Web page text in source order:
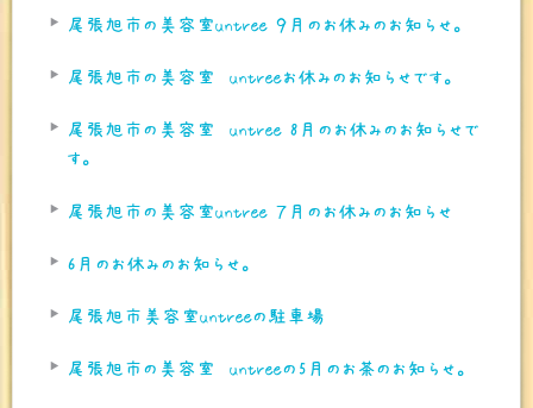
尾張旭市の美容室untree ９月のお休みのお知らせ。
尾張旭市の美容室 untreeお休みのお知らせです。
尾張旭市の美容室 untree 8月のお休みのお知らせで
す。
尾張旭市の美容室untree ７月のお休みのお知らせ
6月のお休みのお知らせ。
尾張旭市美容室untreeの駐車場
尾張旭市の美容室 untreeの5月のお茶のお知らせ。